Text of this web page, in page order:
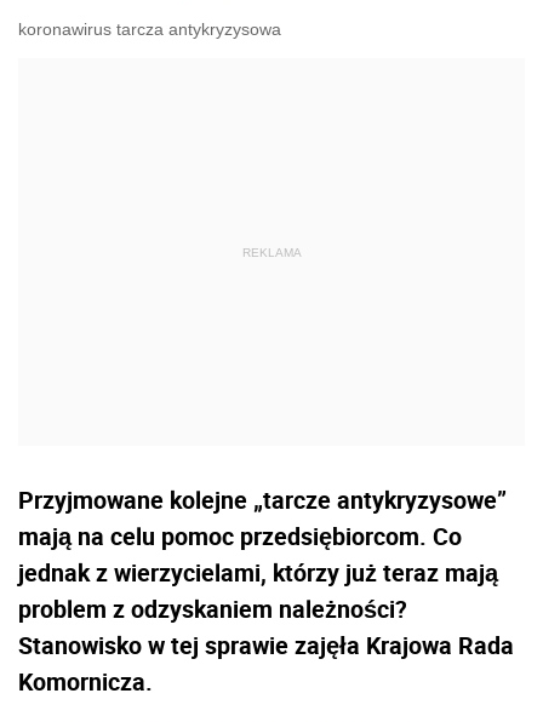
koronawirus tarcza antykryzysowa
Przyjmowane kolejne „tarcze antykryzysowe”
mają na celu pomoc przedsiębiorcom. Co
jednak z wierzycielami, którzy już teraz mają
problem z odzyskaniem należności?
Stanowisko w tej sprawie zajęła Krajowa Rada
Komornicza.